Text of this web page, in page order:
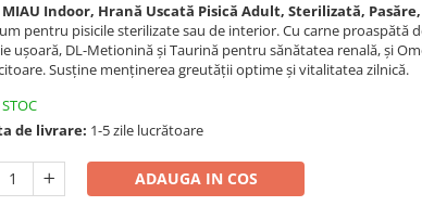
MIAU Indoor, Hrană Uscată Pisică Adult, Sterilizată, Pasăre,
pentru pisicile sterilizate sau de interior. Cu carne proaspătă
ușoară, DL-Metionină și Taurină pentru sănătatea renală, și
Susține menținerea greutății optime și vitalitatea zilnică.
de livrare: 1-5 zile lucrătoare
ADAUGA IN COS